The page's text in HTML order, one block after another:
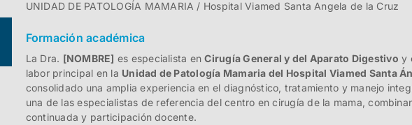
UNIDAD DE PATOLOGÍA MAMARIA / Hospital Viamed Santa Angela de la Cruz
Formación académica
La Dra. [NOMBRE] es especialista enCirugía General y del Aparato Digestivo y
labor principal en la Unidad de Patología Mamaria del Hospital Viamed Santa
consolidado una amplia experiencia en el diagnóstico, tratamiento y manejo
una de las especialistas de referencia del centro en cirugía de la mama,
continuada y participación docente.